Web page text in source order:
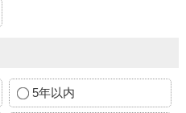
5年以内